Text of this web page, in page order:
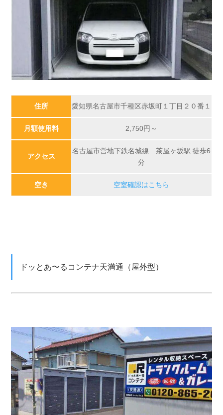
住所 愛知県名古屋市千種区赤坂町１丁目２０番１
月額使用料 2,750円～
アクセス
名古屋市営地下鉄名城線 茶屋ヶ坂駅 徒歩6
分
空き 空室確認はこちら
ドッとあ〜るコンテナ天満通（屋外型）